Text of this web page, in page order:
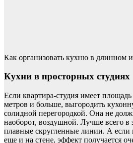
Как организовать кухню в длинном
Кухни в просторных студиях
Если квартира-студия имеет
метров и больше, выгородить
солидной перегородкой. Она не
наоборот, воздушной. Лучше всего в
плавные скругленные линии. А если
еще и на стене, эффект получается